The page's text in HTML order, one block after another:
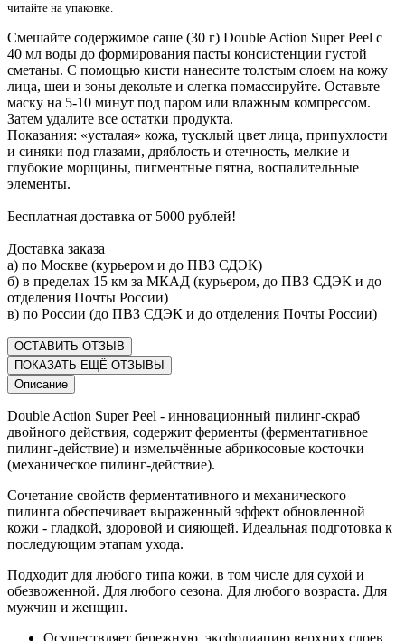
читайте на упаковке.
Смешайте содержимое саше (30 г) Double Action Super Peel с
40 мл воды до формирования пасты консистенции густой
сметаны. С помощью кисти нанесите толстым слоем на кожу
лица, шеи и зоны декольте и слегка помассируйте. Оставьте
маску на 5-10 минут под паром или влажным компрессом.
Затем удалите все остатки продукта.
Показания: «усталая» кожа, тусклый цвет лица, припухлости
и синяки под глазами, дряблость и отечность, мелкие и
глубокие морщины, пигментные пятна, воспалительные
элементы.
Бесплатная доставка от 5000 рублей!
Доставка заказа
а) по Москве (курьером и до ПВЗ СДЭК)
б) в пределах 15 км за МКАД (курьером, до ПВЗ СДЭК и до
отделения Почты России)
в) по России (до ПВЗ СДЭК и до отделения Почты России)
ОСТАВИТЬ ОТЗЫВ
ПОКАЗАТЬ ЕЩЁ ОТЗЫВЫ
Описание
Double Action Super Peel - инновационный пилинг-скраб
двойного действия, содержит ферменты (ферментативное
пилинг-действие) и измельчённые абрикосовые косточки
(механическое пилинг-действие).
Сочетание свойств ферментативного и механического
пилинга обеспечивает выраженный эффект обновленной
кожи - гладкой, здоровой и сияющей. Идеальная подготовка к
последующим этапам ухода.
Подходит для любого типа кожи, в том числе для сухой и
обезвоженной. Для любого сезона. Для любого возраста. Для
мужчин и женщин.